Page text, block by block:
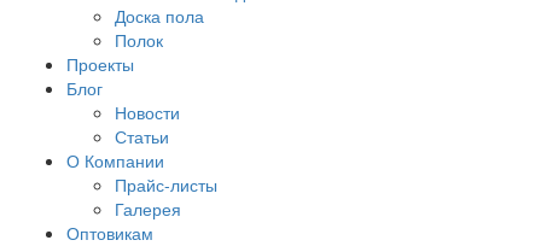
Доска пола
Полок
Проекты
Блог
Новости
Статьи
О Компании
Прайс-листы
Галерея
Оптовикам